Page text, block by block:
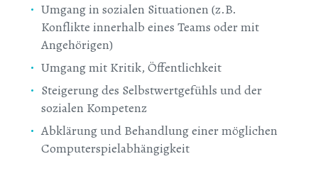
Umgang in sozialen Situationen (z.B.
Konflikte innerhalb eines Teams oder mit
Angehörigen)
Umgang mit Kritik, Öffentlichkeit
Steigerung des Selbstwertgefühls und der
sozialen Kompetenz
Abklärung und Behandlung einer möglichen
Computerspielabhängigkeit